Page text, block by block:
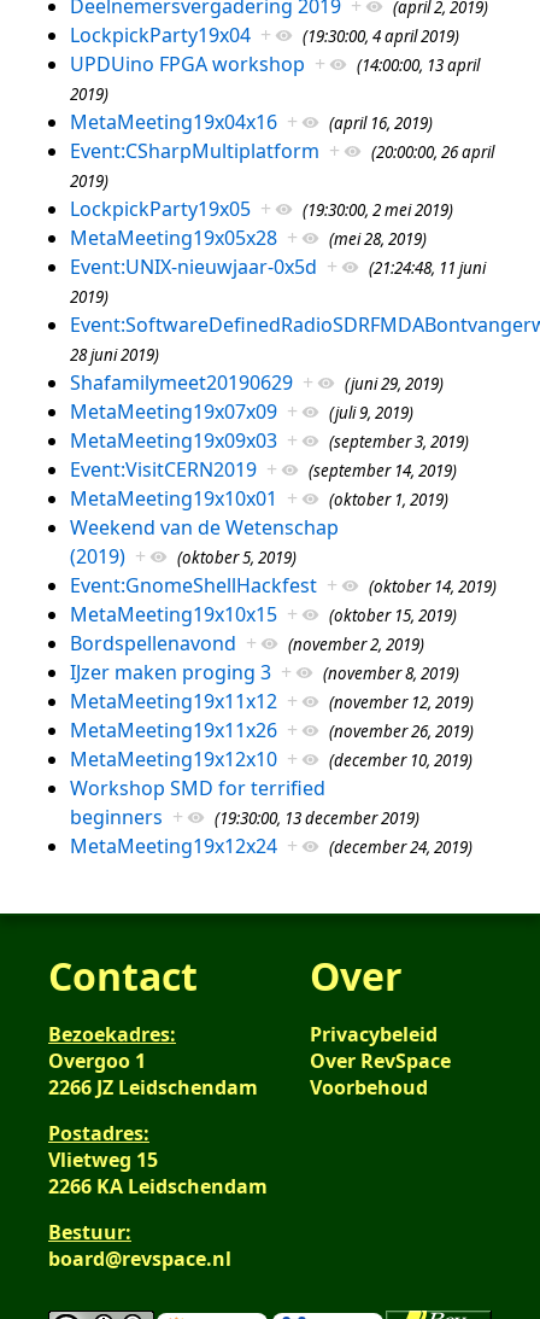
Deelnemersvergadering 2019 + (april 2, 2019)
LockpickParty19x04 + (19:30:00, 4 april 2019)
UPDUino FPGA workshop +
(14:00:00, 13 april
2019)
MetaMeeting19x04x16 + (april 16, 2019)
Event:CSharpMultiplatform +
(20:00:00, 26 april
2019)
LockpickParty19x05 + (19:30:00, 2 mei 2019)
MetaMeeting19x05x28 + (mei 28, 2019)
Event:UNIX-nieuwjaar-0x5d +
(21:24:48, 11 juni
2019)
28 juni 2019)
Shafamilymeet20190629 + (juni 29, 2019)
MetaMeeting19x07x09 + (juli 9, 2019)
MetaMeeting19x09x03 + (september 3, 2019)
Event:VisitCERN2019 + (september 14, 2019)
MetaMeeting19x10x01 + (oktober 1, 2019)
Weekend van de Wetenschap
(2019) + (oktober 5, 2019)
Event:GnomeShellHackfest + (oktober 14, 2019)
MetaMeeting19x10x15 + (oktober 15, 2019)
Bordspellenavond + (november 2, 2019)
IJzer maken proging 3 + (november 8, 2019)
MetaMeeting19x11x12 + (november 12, 2019)
MetaMeeting19x11x26 + (november 26, 2019)
MetaMeeting19x12x10 + (december 10, 2019)
Workshop SMD for terrified
beginners + (19:30:00, 13 december 2019)
MetaMeeting19x12x24 + (december 24, 2019)
Contact
Bezoekadres:
Overgoo 1
2266 JZ Leidschendam
Postadres:
Vlietweg 15
2266 KA Leidschendam
Bestuur:
board@revspace.nl
Over
Privacybeleid
Over RevSpace
Voorbehoud